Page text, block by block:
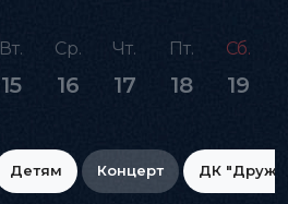
Вт.
15
Ср.
16
Чт.
17
Пт.
18
Сб.
19
Детям Концерт ДК